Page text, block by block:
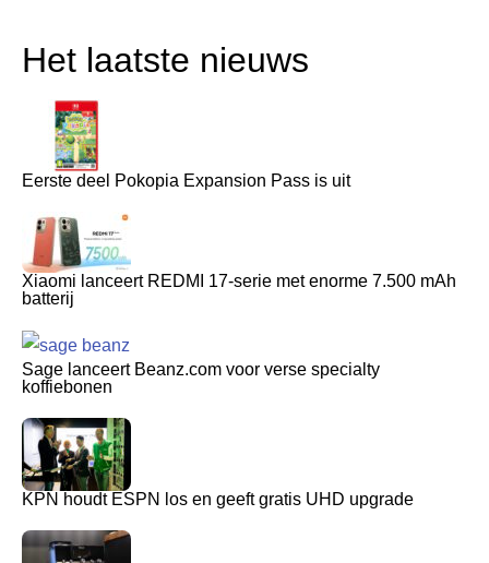
Het laatste nieuws
Eerste deel Pokopia Expansion Pass is uit
Xiaomi lanceert REDMI 17-serie met enorme 7.500 mAh
batterij
Sage lanceert Beanz.com voor verse specialty
koffiebonen
KPN houdt ESPN los en geeft gratis UHD upgrade